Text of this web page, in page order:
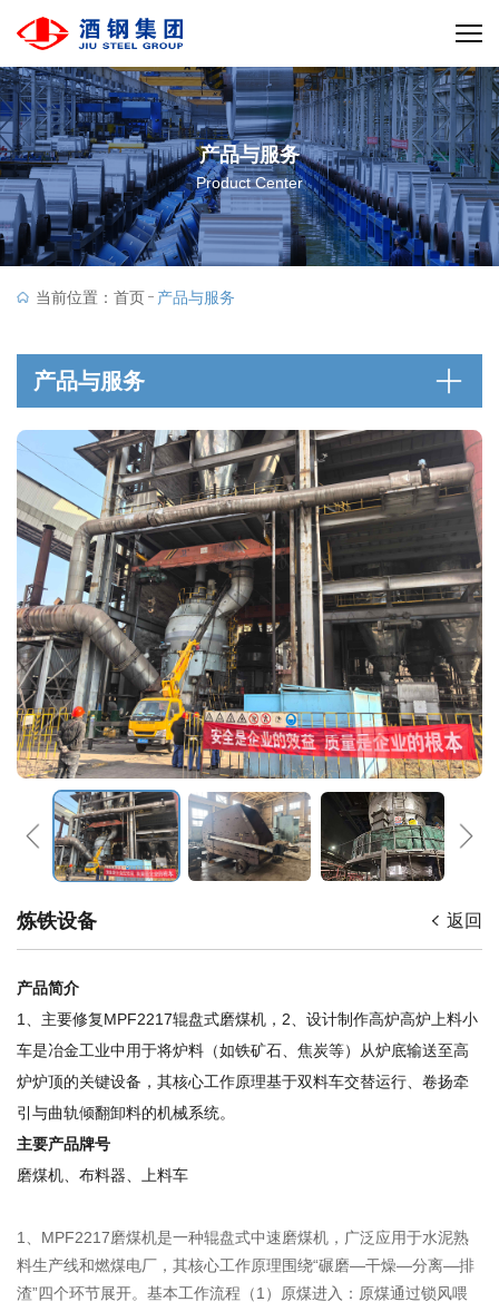
产品与服务
Product Center
当前位置： 首页 产品与服务
产品与服务
炼铁设备 返回
产品简介
1、主要修复MPF2217辊盘式磨煤机，2、设计制作高炉高炉上料小
车是冶金工业中用于将炉料（如铁矿石、焦炭等）从炉底输送至高
炉炉顶的关键设备，其核心工作原理基于‌双料车交替运行、卷扬牵
引与曲轨倾翻卸料‌的机械系统。
主要产品牌号
磨煤机、布料器、上料车
1、MPF2217磨煤机‌是一种‌辊盘式中速磨煤机‌，广泛应用于水泥熟
料生产线和燃煤电厂，其核心工作原理围绕“碾磨—干燥—分离—排
渣”四个环节展开。基本工作流程‌‌（1）原煤进入‌：原煤通过锁风喂